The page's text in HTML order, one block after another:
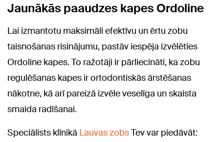
Jaunākās paaudzes kapes Ordoline
Lai izmantotu maksimāli efektīvu un ērtu zobu
taisnošanas risinājumu, pastāv iespēja izvēlēties
Ordoline kapes. To ražotāji ir pārliecināti, ka zobu
regulēšanas kapes ir ortodontiskās ārstēšanas
nākotne, kā arī pareizā izvēle veselīga un skaista
smaida radīšanai.
Speciālists klīnikā Lauvas zobsTev var piedāvāt: